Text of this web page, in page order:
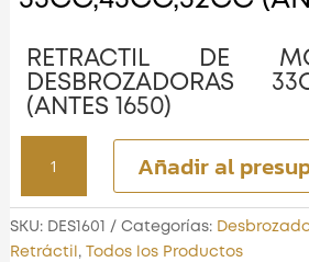
RETRACTIL DE
DESBROZADORAS
(ANTES 1650)
MOÑO
PARA
DESBROZADORAS
Añadir al
SKU: DES1601 Categorías:
Retráctil , Todos los Productos